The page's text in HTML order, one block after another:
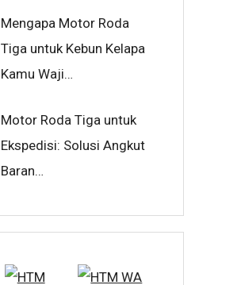
Mengapa Motor Roda
Tiga untuk Kebun Kelapa
Kamu Waji…
Motor Roda Tiga untuk
Ekspedisi: Solusi Angkut
Baran…